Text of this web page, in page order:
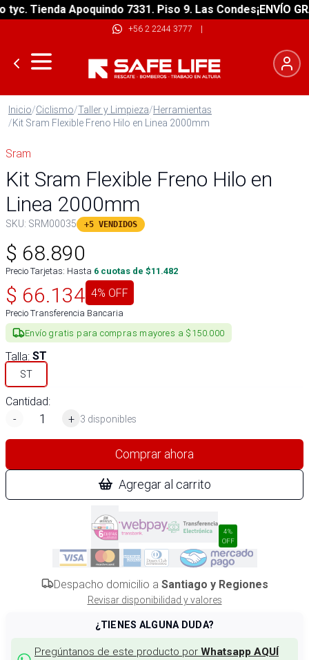
Tienda Apoquindo 7331. Piso 9. Las Condes¡ENVÍO
+56 2 2244 3777 |
Inicio/Ciclismo/Taller y Limpieza/Herramientas
/Kit Sram Flexible Freno Hilo en Linea 2000mm
Sram
Kit Sram Flexible Freno Hilo en
Linea 2000mm
SKU: SRM00035 +5 VENDIDOS
$ 68.890
Precio Tarjetas: Hasta 6 cuotas de $11.482
$ 66.134 4% OFF
Precio Transferencia Bancaria
Envío gratis para compras mayores a $150.000
Talla: ST
ST
Cantidad:
-
+ 3 disponibles
Comprar ahora
Agregar al carrito
4%
OFF
Despacho domicilio a Santiago y Regiones
Revisar disponibilidad y valores
¿TIENES ALGUNA DUDA?
Pregúntanos de este producto por Whatsapp AQUÍ